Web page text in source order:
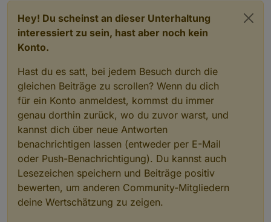
Hey! Du scheinst an dieser Unterhaltung
interessiert zu sein, hast aber noch kein
Konto.
Hast du es satt, bei jedem Besuch durch die
gleichen Beiträge zu scrollen? Wenn du dich
für ein Konto anmeldest, kommst du immer
genau dorthin zurück, wo du zuvor warst, und
kannst dich über neue Antworten
benachrichtigen lassen (entweder per E-Mail
oder Push-Benachrichtigung). Du kannst auch
Lesezeichen speichern und Beiträge positiv
bewerten, um anderen Community-Mitgliedern
deine Wertschätzung zu zeigen.